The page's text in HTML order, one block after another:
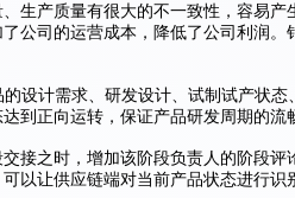
生产质量有很大的不一致性，容易产
公司的运营成本，降低了公司利润。
设计需求、研发设计、试制试产状态
到正向运转，保证产品研发周期的流
接之时，增加该阶段负责人的阶段评
以让供应链端对当前产品状态进行识